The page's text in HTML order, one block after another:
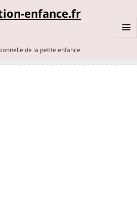
enfance.fr
de la petite enfance